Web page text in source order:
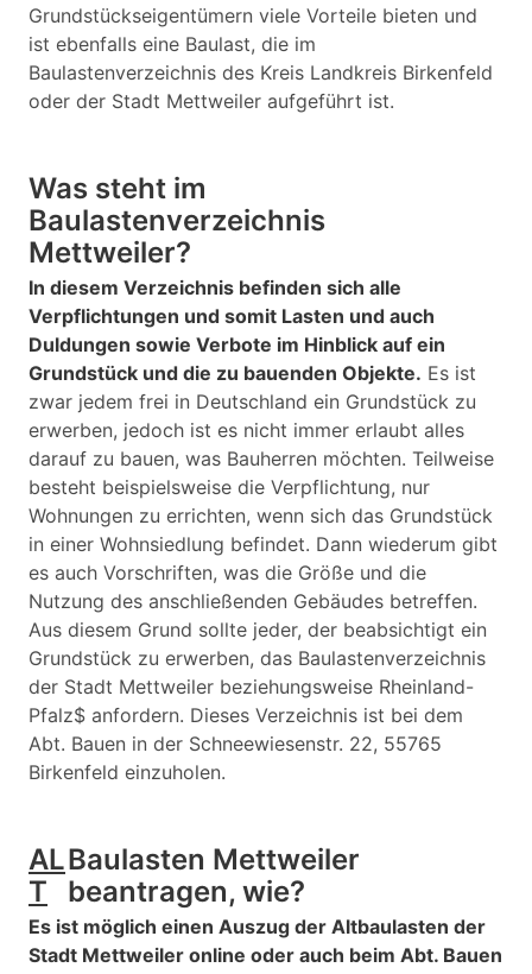
Grundstückseigentümern viele Vorteile bieten und
ist ebenfalls eine Baulast, die im
Baulastenverzeichnis des Kreis Landkreis Birkenfeld
oder der Stadt Mettweiler aufgeführt ist.
Was steht im
Baulastenverzeichnis
Mettweiler?
In diesem Verzeichnis befinden sich alle
Verpflichtungen und somit Lasten und auch
Duldungen sowie Verbote im Hinblick auf ein
Grundstück und die zu bauenden Objekte. Es ist
zwar jedem frei in Deutschland ein Grundstück zu
erwerben, jedoch ist es nicht immer erlaubt alles
darauf zu bauen, was Bauherren möchten. Teilweise
besteht beispielsweise die Verpflichtung, nur
Wohnungen zu errichten, wenn sich das Grundstück
in einer Wohnsiedlung befindet. Dann wiederum gibt
es auch Vorschriften, was die Größe und die
Nutzung des anschließenden Gebäudes betreffen.
Aus diesem Grund sollte jeder, der beabsichtigt ein
Grundstück zu erwerben, das Baulastenverzeichnis
der Stadt Mettweiler beziehungsweise Rheinland-
Pfalz$ anfordern. Dieses Verzeichnis ist bei dem
Abt. Bauen in der Schneewiesenstr. 22, 55765
Birkenfeld einzuholen.
AL
T
Baulasten Mettweiler
beantragen, wie?
Es ist möglich einen Auszug der Altbaulasten der
Stadt Mettweiler online oder auch beim Abt. Bauen